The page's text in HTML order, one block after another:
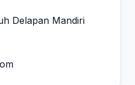
Delapan Mandiri